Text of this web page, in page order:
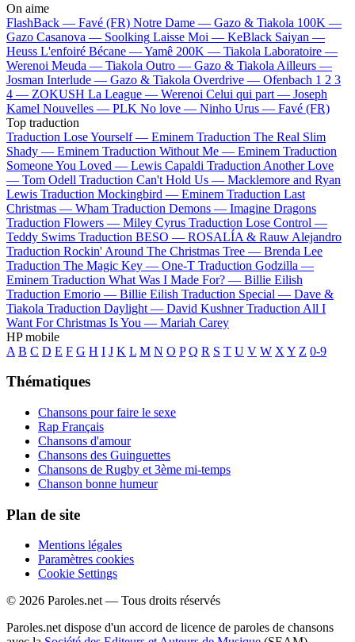
On aime
FlashBack — Favé (FR) Notre Dame — Gazo & Tiakola 100K —
Gazo Casanova — Soolking Laisse Moi — KeBlack Saiyan —
Heuss L'enfoiré Bécane —Yamê 200K — Tiakola Laboratoire —
Werenoi Meuda — Tiakola Outro — Gazo & Tiakola Ailleurs —
Josman Interlude — Gazo & Tiakola Overdrive — Ofenbach 1 2 3
4 — ZOKUSH La League — Werenoi Celui qui part — Joseph
Kamel Nouvelles — PLK No love — Ninho Urus — Favé (FR)
Top traduction
Traduction Lose Yourself — Eminem Traduction The Real Slim
Shady — Eminem Traduction Without Me — Eminem Traduction
Someone You Loved — Lewis Capaldi Traduction Another Love
— Tom Odell Traduction Can't Hold Us — Macklemore and Ryan
Lewis Traduction Mockingbird — Eminem Traduction Last
Christmas — Wham Traduction Demons — Imagine Dragons
Traduction Flowers — Miley Cyrus Traduction Lose Control —
Teddy Swims Traduction BESO — ROSALÍA & Rauw Alejandro
Traduction Rockin' Around The Christmas Tree — Brenda Lee
Traduction The Magic Key — One-T Traduction Godzilla —
Eminem Traduction What Was I Made For? — Billie Eilish
Traduction Emorio — Billie Eilish Traduction Special — Dave &
Tiakola Traduction Daylight — David Kushner Traduction All I
Want For Christmas Is You — Mariah Carey
HP mobile
A B C D E F G H I J K L M N O P Q R S T U V W X Y Z 0-9
Thématiques
Chansons pour faire le sexe
Rap Français
Chansons d'amour
Chansons des Guinguettes
Chansons de Rugby et 3ème mi-temps
Chanson bonne humeur
Plan de site
Mentions légales
Paramètres cookies
Cookie Settings
© 2026 Paroles.net — Tous droits réservés
Paroles.net dispose d'un accord de licence de paroles de chansons